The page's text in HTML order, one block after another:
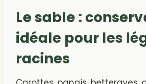
Le sable :
idéale pour les
racines